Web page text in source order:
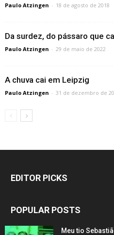
Paulo Atzingen - 18 de agosto de 2018
Da surdez, do pássaro que
Paulo Atzingen - 29 de maio de 2022
A chuva cai em Leipzig
Paulo Atzingen - 31 de dezembro de
EDITOR PICKS
POPULAR POSTS
Meu tio